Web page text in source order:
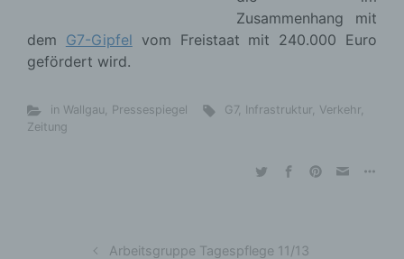
Zusammenhang mit
dem G7-Gipfel vom Freistaat mit 240.000 Euro
gefördert wird.
in Wallgau, Pressespiegel G7, Infrastruktur, Verkehr,
Zeitung
Arbeitsgruppe Tagespflege 11/13